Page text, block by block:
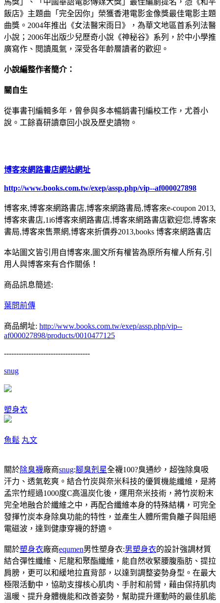
飯店》主題曲「完全因你」榮獲香港電影金像獎最佳電影主題
曲獎。2004年推出《女法醫宋雨日》，為華文地區首系列法醫
小說；2006年出版少兒歷奇小說《神秘谷》系列，於中小學推
廣寫作、閱讀風氣，深受各年齡層讀者的歡迎。
小說編整作者簡介：
關自生
從事書刊編輯多年，曾參與多本暢銷書刊編校工作，尤善小
說。工餘喜研讀章回小說及歷史讀物。
博客來網路書店網站網址
http://www.books.com.tw/exep/assp.php/vip--af000027898
博客來,博客來網路書店,博客來網路書局,博客來e-coupon 2013,
博客來書店,1i6博客來網路書店,博客來網路書店歡迎您,博客來
書局,博客來售票網,博客來折價券2013,books 博客來網路書店
本站圖文皆引用自博客來,圖文所有權皆為原所有權人所有,引
用人與博客來有合作關係！
商品訊息簡述:
葉問前傳
商品網址: http://www.books.com.tw/exep/assp.php/vip--
af000027898/products/0010477125
-----------------------------------
snug
塑身衣
魚鬆 丸文
關於除臭襪廠商snug:腳臭剋星全襪100?臭通紗，超強除臭吸
汗力、透氣乾爽。結合竹炭與奈米科技的優質機能纖維，是將
孟宗竹經過1000度C高溫炭化後，運用奈米技術，將竹炭粉末
完全地融合於纖維之中，再配合纖維本身的特殊結構，可完全
發揮竹炭本身除臭功能的特性，並產生人體所需負離子與阻絕
電磁波，達到健康穿襪的舒適。
關於塑身衣廠商equmen男性塑身衣:男塑身衣的設計強調材質
結合彈性纖維、尼龍和聚酯纖維，能自然收緊腰腹脂肪、提拉
肩膀，更可以和緩地拉直背部，以達到調整姿勢身型。在最大
極限活動中，協助支撐核心肌肉、手肘和前臂，藉由保持肌肉
溫暖、提升身體機能和改善姿勢，幫助提升運動時的最佳肌能